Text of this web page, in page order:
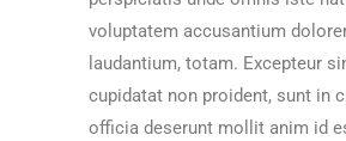
voluptatem accusantium
laudantium, totam. Excepteur
cupidatat non proident, sunt in
officia deserunt mollit anim id